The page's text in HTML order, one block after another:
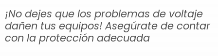
¡No dejes que los problemas de voltaje
dañen tus equipos! Asegúrate de contar
con la protección adecuada